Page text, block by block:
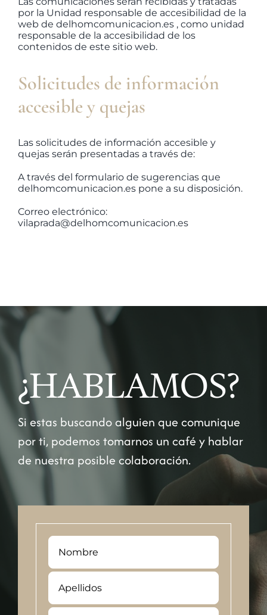
por la Unidad responsable de accesibilidad de la
web de delhomcomunicacion.es , como unidad
responsable de la accesibilidad de los
contenidos de este sitio web.
Solicitudes de información
accesible y quejas
Las solicitudes de información accesible y
quejas serán presentadas a través de:
A través del formulario de sugerencias que
delhomcomunicacion.es pone a su disposición.
Correo electrónico:
vilaprada@delhomcomunicacion.es
¿HABLAMOS?
Si estas buscando alguien que comunique
por ti, podemos tomarnos un café y hablar
de nuestra posible colaboración.